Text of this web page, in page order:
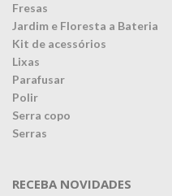
Fresas
Jardim e Floresta a Bateria
Kit de acessórios
Lixas
Parafusar
Polir
Serra copo
Serras
RECEBA NOVIDADES